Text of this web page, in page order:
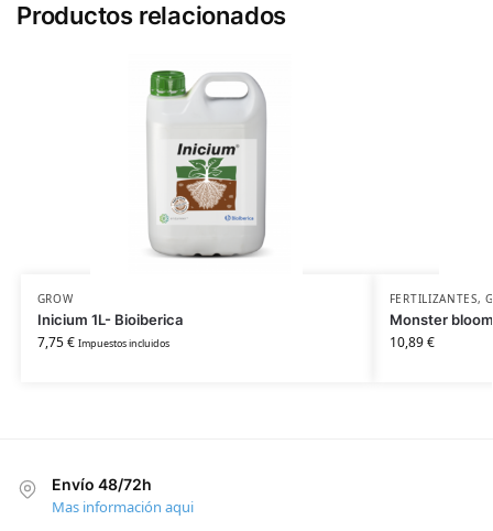
Productos relacionados
GROW
Inicium 1L- Bioiberica
7,75€ Impuestos incluidos
FERTILIZANTES,
Monster
10,89€
Envío 48/72h
Mas información aqui